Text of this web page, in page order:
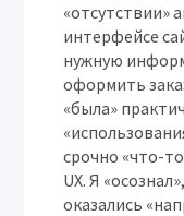
«отсутствии»
интерфейсе
нужную
оформить
«была»
срочно «что-
UX. Я
оказались